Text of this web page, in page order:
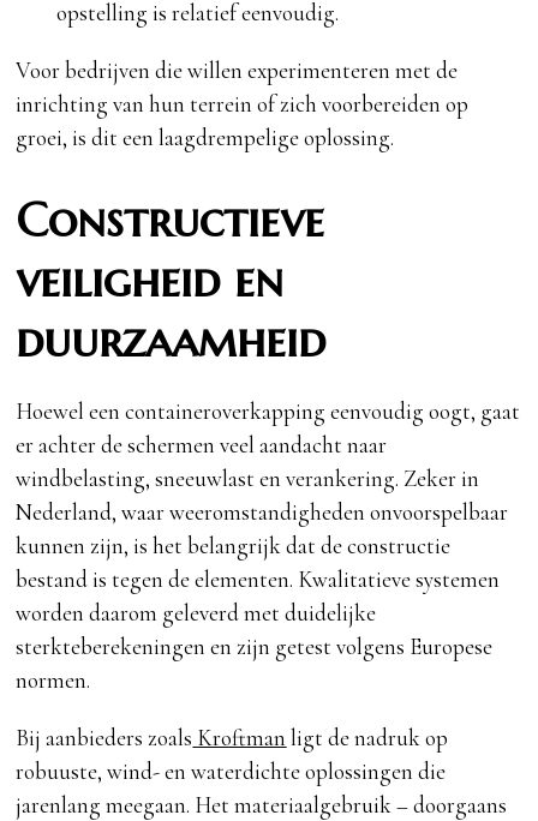
opstelling is relatief eenvoudig.
Voor bedrijven die willen experimenteren met de
inrichting van hun terrein of zich voorbereiden op
groei, is dit een laagdrempelige oplossing.
Constructieve
veiligheid en
duurzaamheid
Hoewel een containeroverkapping eenvoudig oogt, gaat
er achter de schermen veel aandacht naar
windbelasting, sneeuwlast en verankering. Zeker in
Nederland, waar weeromstandigheden onvoorspelbaar
kunnen zijn, is het belangrijk dat de constructie
bestand is tegen de elementen. Kwalitatieve systemen
worden daarom geleverd met duidelijke
sterkteberekeningen en zijn getest volgens Europese
normen.
Bij aanbieders zoals Kroftman ligt de nadruk op
robuuste, wind- en waterdichte oplossingen die
jarenlang meegaan. Het materiaalgebruik – doorgaans